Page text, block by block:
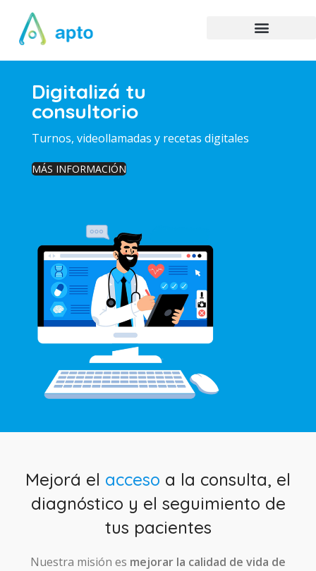
Digitalizá tu
consultorio
Turnos, videollamadas y recetas digitales
MÁS INFORMACIÓN
Mejorá el acceso a la consulta, el
diagnóstico y el seguimiento de
tus pacientes
Nuestra misión es mejorar la calidad de vida de